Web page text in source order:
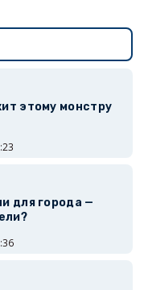
этому монстру
для города —